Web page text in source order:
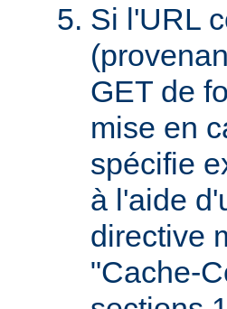
Si l'URL
GET de
mise en
spécifie
à l'aide
directive
"Cache-